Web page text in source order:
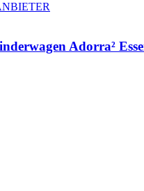
Adorra²